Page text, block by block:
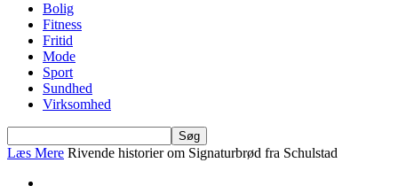
Bolig
Fitness
Fritid
Mode
Sport
Sundhed
Virksomhed
Læs Mere Rivende historier om Signaturbrød fra Schulstad